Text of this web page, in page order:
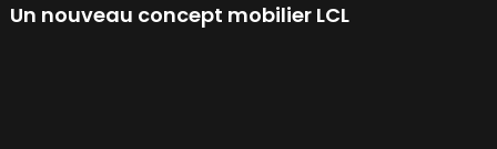
Un nouveau concept mobilier LCL